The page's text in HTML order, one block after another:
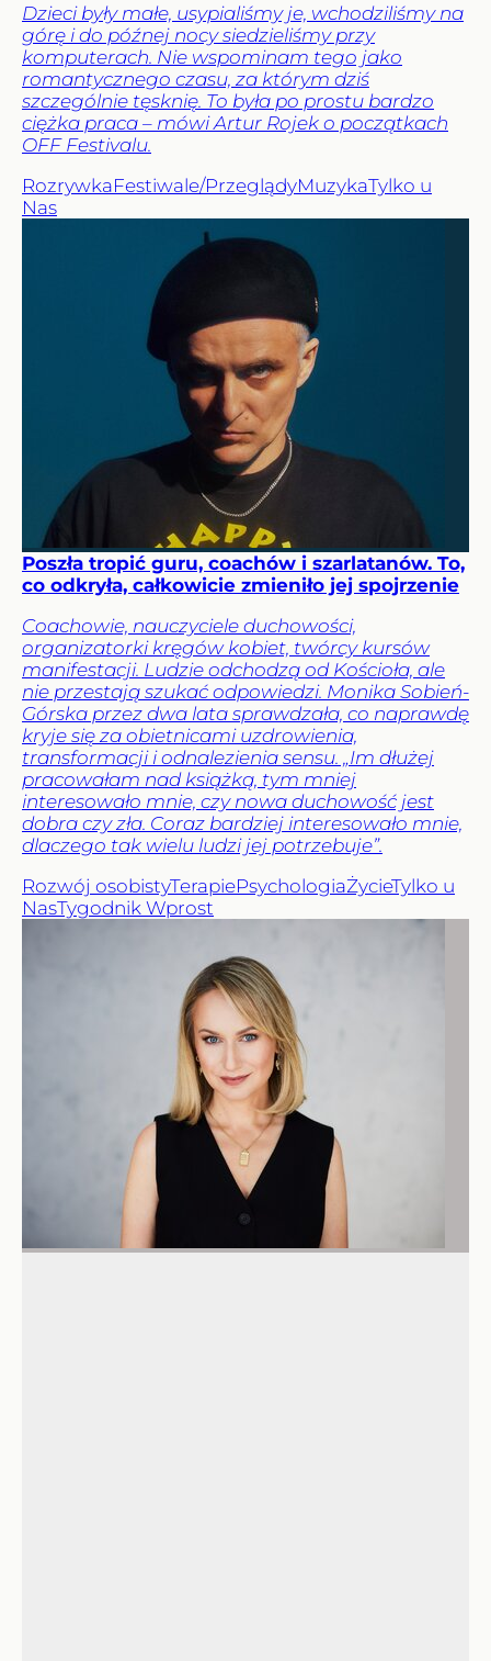
Dzieci były małe, usypialiśmy je, wchodziliśmy na
górę i do późnej nocy siedzieliśmy przy
komputerach. Nie wspominam tego jako
romantycznego czasu, za którym dziś
szczególnie tęsknię. To była po prostu bardzo
ciężka praca – mówi Artur Rojek o początkach
OFF Festivalu.
RozrywkaFestiwale/PrzeglądyMuzykaTylko u
Nas
Poszła tropić guru, coachów i szarlatanów. To,
co odkryła, całkowicie zmieniło jej spojrzenie
Coachowie, nauczyciele duchowości,
organizatorki kręgów kobiet, twórcy kursów
manifestacji. Ludzie odchodzą od Kościoła, ale
nie przestają szukać odpowiedzi. Monika Sobień-
Górska przez dwa lata sprawdzała, co naprawdę
kryje się za obietnicami uzdrowienia,
transformacji i odnalezienia sensu. „Im dłużej
pracowałam nad książką, tym mniej
interesowało mnie, czy nowa duchowość jest
dobra czy zła. Coraz bardziej interesowało mnie,
dlaczego tak wielu ludzi jej potrzebuje”.
Rozwój osobistyTerapiePsychologiaŻycieTylko u
NasTygodnik Wprost